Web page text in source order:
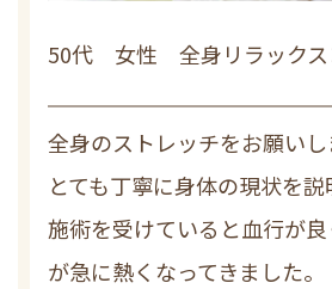
50代 女性 全身リラックス
全身のストレッチをお願いし
とても丁寧に身体の現状を説
施術を受けていると血行が
が急に熱くなってきました。